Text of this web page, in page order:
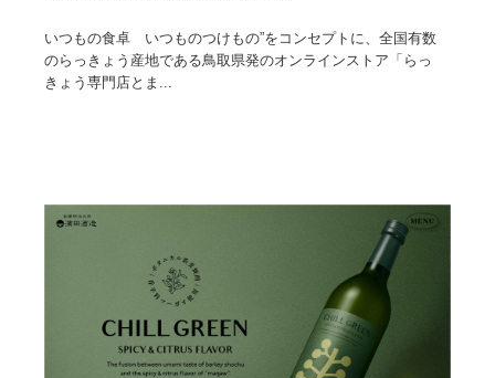
いつもの食卓 いつものつけもの”をコンセプトに、全国有数
のらっきょう産地である鳥取県発のオンラインストア「らっ
きょう専門店とま...